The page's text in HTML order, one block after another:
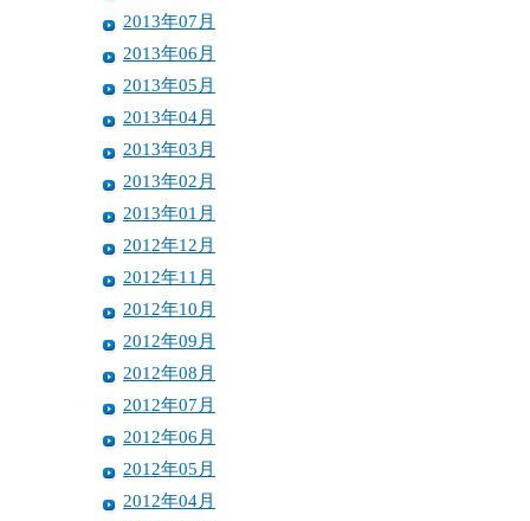
2013年07月
2013年06月
2013年05月
2013年04月
2013年03月
2013年02月
2013年01月
2012年12月
2012年11月
2012年10月
2012年09月
2012年08月
2012年07月
2012年06月
2012年05月
2012年04月